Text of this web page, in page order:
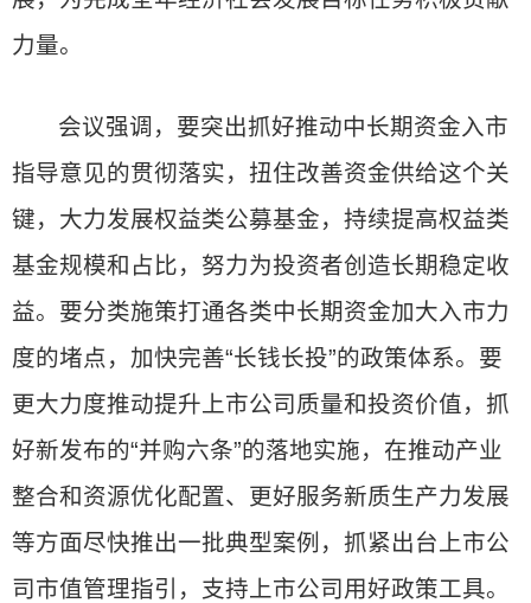
力量。
会议强调，要突出抓好推动中长期资金入市
指导意见的贯彻落实，扭住改善资金供给这个关
键，大力发展权益类公募基金，持续提高权益类
基金规模和占比，努力为投资者创造长期稳定收
益。要分类施策打通各类中长期资金加大入市力
度的堵点，加快完善“长钱长投”的政策体系。要
更大力度推动提升上市公司质量和投资价值，抓
好新发布的“并购六条”的落地实施，在推动产业
整合和资源优化配置、更好服务新质生产力发展
等方面尽快推出一批典型案例，抓紧出台上市公
司市值管理指引，支持上市公司用好政策工具。